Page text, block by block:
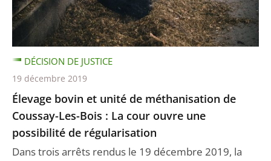
Élevage bovin et unité de méthanisation de
Coussay-Les-Bois : La cour ouvre une
possibilité de régularisation
Dans trois arrêts rendus le 19 décembre 2019, la
DÉCISION DE JUSTICE
19 décembre 2019